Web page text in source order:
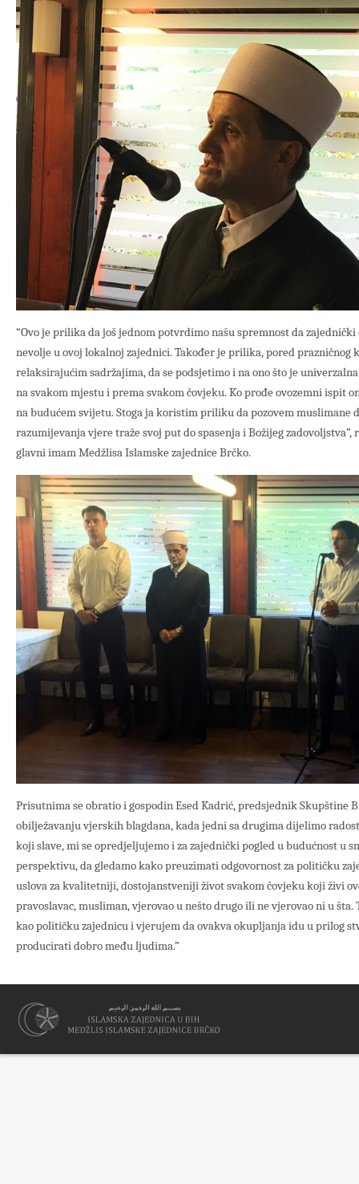
“Ovo je prilika da još jednom potvrdimo našu spremnost da
nevolje u ovoj lokalnoj zajednici. Također je prilika, pored prazničnog
relaksirajućim sadržajima, da se podsjetimo i na ono što je
na svakom mjestu i prema svakom čovjeku. Ko prođe ovozemni ispit
na budućem svijetu. Stoga ja koristim priliku da pozovem muslimane
razumijevanja vjere traže svoj put do spasenja i Božijeg zadovoljstva”,
glavni imam Medžlisa Islamske zajednice Brčko.
Prisutnima se obratio i gospodin Esed Kadrić, predsjednik Skupštine
obilježavanju vjerskih blagdana, kada jedni sa drugima dijelimo
koji slave, mi se opredjeljujemo i za zajednički pogled u budućnost u
perspektivu, da gledamo kako preuzimati odgovornost za političku
uslova za kvalitetniji, dostojanstveniji život svakom čovjeku koji živi
pravoslavac, musliman, vjerovao u nešto drugo ili ne vjerovao ni u
kao političku zajednicu i vjerujem da ovakva okupljanja idu u prilog
producirati dobro među ljudima.”